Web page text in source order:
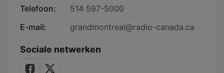
Telefoon:
514 597-5000
E-mail:
grandmontreal@radio-canada.ca
Sociale netwerken